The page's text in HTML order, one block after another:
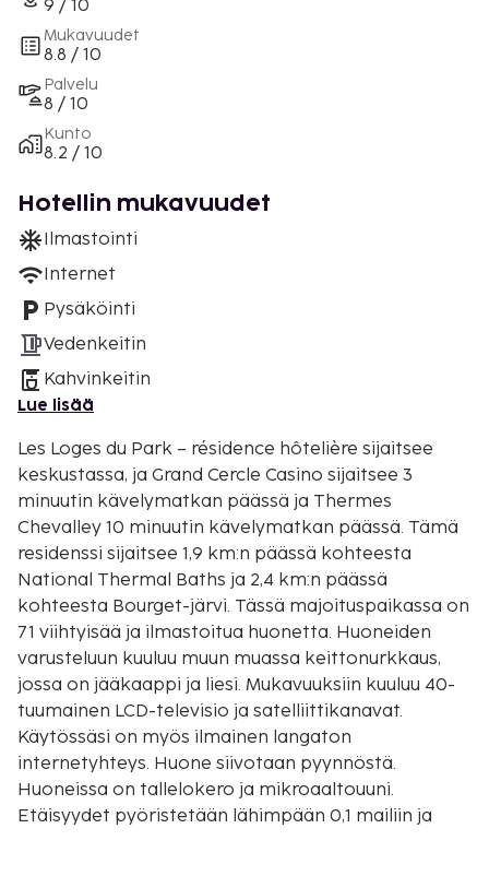
9 / 10
Mukavuudet
8.8 / 10
Palvelu
8 / 10
Kunto
8.2 / 10
Hotellin mukavuudet
Ilmastointi
Internet
Pysäköinti
Vedenkeitin
Kahvinkeitin
Lue lisää
Les Loges du Park – résidence hôtelière sijaitsee
keskustassa, ja Grand Cercle Casino sijaitsee 3
minuutin kävelymatkan päässä ja Thermes
Chevalley 10 minuutin kävelymatkan päässä. Tämä
residenssi sijaitsee 1,9 km:n päässä kohteesta
National Thermal Baths ja 2,4 km:n päässä
kohteesta Bourget-järvi. Tässä majoituspaikassa on
71 viihtyisää ja ilmastoitua huonetta. Huoneiden
varusteluun kuuluu muun muassa keittonurkkaus,
jossa on jääkaappi ja liesi. Mukavuuksiin kuuluu 40-
tuumainen LCD-televisio ja satelliittikanavat.
Käytössäsi on myös ilmainen langaton
internetyhteys. Huone siivotaan pyynnöstä.
Huoneissa on tallelokero ja mikroaaltouuni.
Etäisyydet pyöristetään lähimpään 0,1 mailiin ja